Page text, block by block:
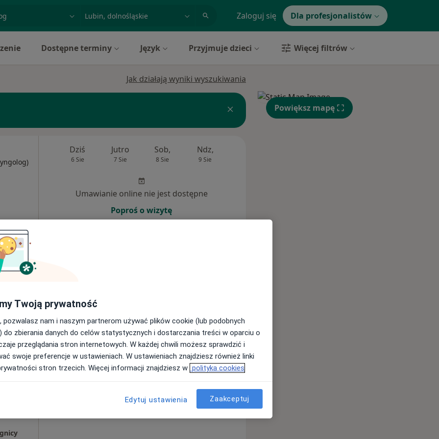
miasto lub dzielnica Zaloguj się Dla profesjonalistów
Dostępne terminy Język Przyjmuje dzieci Więcej filtrów
Jak działają wyniki wyszukiwania
6
275 zł
Dziś
6 Sie
Jutro
7 Sie
Sob,
8 Sie
Ndz,
9 Sie
Umawianie online nie jest dostępne
Poproś o wizytę
w obszarach bliskich Twojemu wyszukiwaniu.
Dziś
6 Sie
Jutro
7 Sie
Sob,
8 Sie
Ndz,
9 Sie
Pon,
10 Sie
Umawianie online nie jest dostępne
Powiększ mapę
Twoją prywatność
pozwalasz nam i naszym partnerom używać plików cookie (lub podobnych
do zbierania danych do celów statystycznych i dostarczania treści w oparciu o
przeglądania stron internetowych. W każdej chwili możesz sprawdzić i
swoje preferencje w ustawieniach. W ustawieniach znajdziesz również linki
stron trzecich. Więcej informacji znajdziesz w polityka cookies
Edytuj ustawienia Zaakceptuj